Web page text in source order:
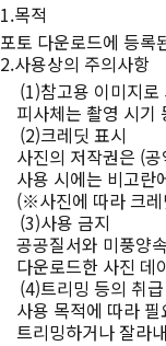
목적
포토 다운로드에 등록
사용상의 주의사항
참고용 이미지로
피사체는 촬영 시기
크레딧 표시
사진의 저작권은 (
사용 시에는 비고란
(※사진에 따라 크레
사용 금지
공공질서와 미풍양
다운로드한 사진 데
트리밍 등의 취급
사용 목적에 따라
트리밍하거나 잘라